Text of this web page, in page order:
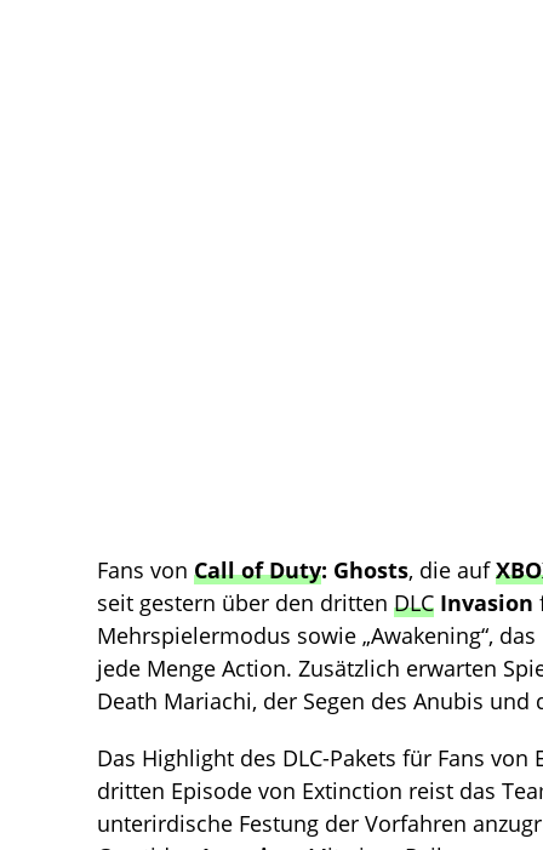
Fans von Call of Duty: Ghosts, die auf
seit gestern über den dritten DLC Invasion
Mehrspielermodus sowie „Awakening“,
jede Menge Action. Zusätzlich erwarten
Death Mariachi, der Segen des Anubis und
Das Highlight des DLC-Pakets für Fans
dritten Episode von Extinction reist das
unterirdische Festung der Vorfahren